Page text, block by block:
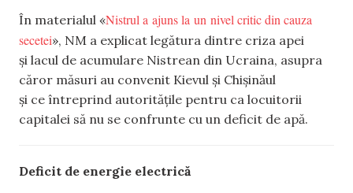
În materialul «Nistrul a ajuns la un nivel critic din cauza
secetei», NM a explicat legătura dintre criza apei
și lacul de acumulare Nistrean din Ucraina, asupra
căror măsuri au convenit Kievul și Chișinăul
și ce întreprind autoritățile pentru ca locuitorii
capitalei să nu se confrunte cu un deficit de apă.
Deficit de energie electrică